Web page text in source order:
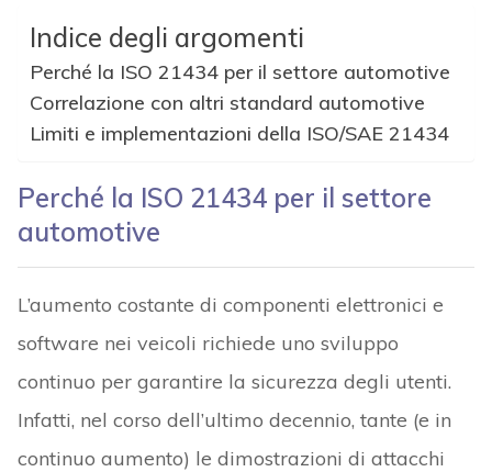
Indice degli argomenti
Perché la ISO 21434 per il settore automotive
Correlazione con altri standard automotive
Limiti e implementazioni della ISO/SAE 21434
Perché la ISO 21434 per il settore
automotive
L’aumento costante di componenti elettronici e
software nei veicoli richiede uno sviluppo
continuo per garantire la sicurezza degli utenti.
Infatti, nel corso dell’ultimo decennio, tante (e in
continuo aumento) le dimostrazioni di attacchi